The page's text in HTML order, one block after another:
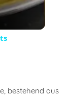
bestehend aus